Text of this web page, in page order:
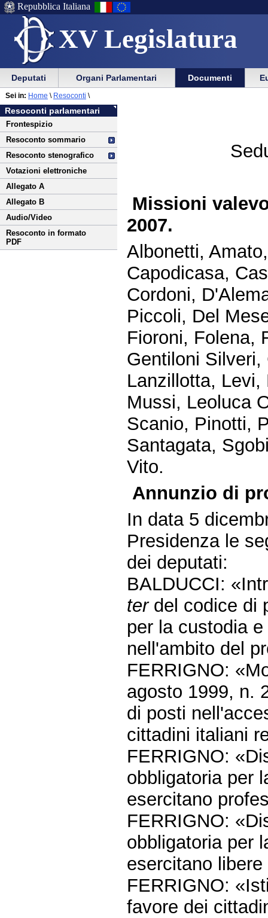
XV Legislatura
Menu
di
ausilio
alla
navigazione
Vai
Menu
di
navigazione
principale
Repubblica Italiana
Menu
di
navigazione
principale
Vai
menu
di
sezione
Deputati Organi Parlamentari Documenti
Vai
al
contenuto
Resoconti parlamentari
Frontespizio
Resoconto sommario
Resoconto stenografico
Votazioni elettroniche
Allegato A
Allegato B
Audio/Video
Resoconto in formato
PDF
Sei in: Home \ Resoconti \
Missioni
2007.
Albonetti,
Capodicasa,
Cordoni,
Piccoli, Del
Fioroni, Folena,
Gentiloni
Lanzillotta,
Mussi, Leoluca
Scanio, Pinotti,
Santagata,
Vito.
Annunzio di
In data 5
Presidenza le
dei deputati:
BALDUCCI:
terdel codice di
per la custodia
nell'ambito del
FERRIGNO:
agosto 1999, n.
di posti
cittadini italiani
FERRIGNO:
obbligatoria per
esercitano
FERRIGNO:
obbligatoria per
esercitano
FERRIGNO:
favore dei